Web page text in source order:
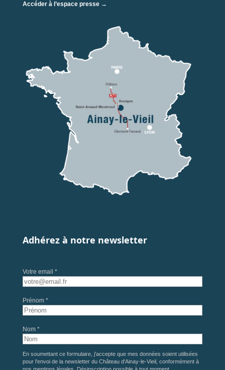
Accéder à l’espace presse →
Adhérez à notre newsletter
Votre email *
Prénom *
Nom *
En soumettant ce formulaire, j'accepte que mes données soient utilisées
pour l'envoi de la newsletter du Château d'Ainay-le-Vieil, conformément à